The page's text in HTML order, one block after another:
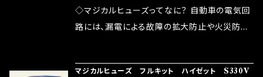
発揮します。 ・アクセルレスポンスの向上 ・アイ
ドリング安定化（静粛性UP） ・ターボ車のターボ
など、これらの効果は、タウンユースだけでなく、
が大きい。 2.金属部分が露出している為、空気
中に漏電してしまう。 3.金属プレートが接触する
ズが、マジカルヒューズになります。 ◇マジカル
◇マジカルヒューズってなに？ 自動車の電気回
路には、漏電による故障の拡大防止や火災防止
マジカルヒューズ フルキット ハイゼット S330V